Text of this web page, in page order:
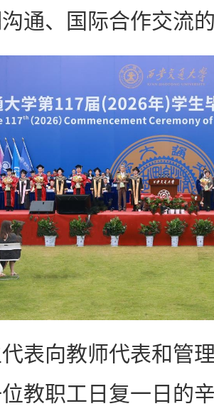
通、国际合作交流
向教师代表和管理
教职工日复一日的